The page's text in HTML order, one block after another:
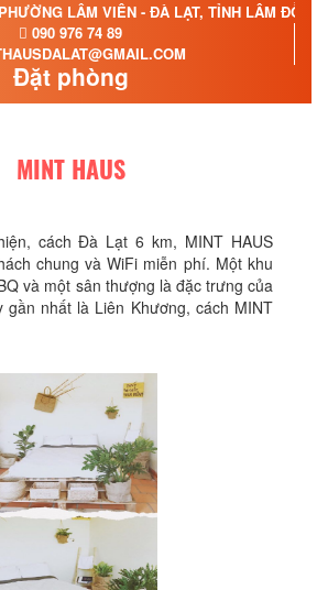
LÂM VIÊN - ĐÀ LẠT, TỈNH LÂM
090 976 74 89
Đặt phòng
MINT HAUS
cách Đà Lạt 6 km, MINT HAUS
chung và WiFi miễn phí. Một khu
và một sân thượng là đặc trưng của
gần nhất là Liên Khương, cách MINT